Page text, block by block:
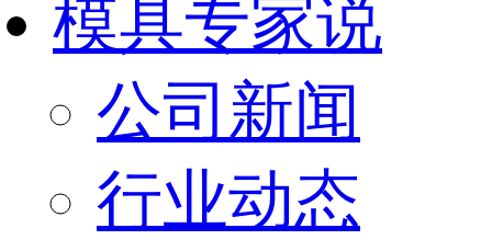
模具专家说
公司新闻
行业动态